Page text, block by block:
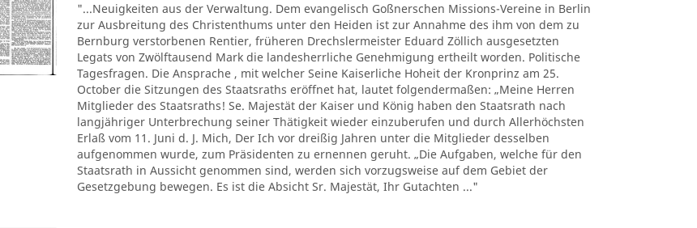
"...Neuigkeiten aus der Verwaltung. Dem evangelisch Goßnerschen Missions-Vereine in Berlin
zur Ausbreitung des Christenthums unter den Heiden ist zur Annahme des ihm von dem zu
Bernburg verstorbenen Rentier, früheren Drechslermeister Eduard Zöllich ausgesetzten
Legats von Zwölftausend Mark die landesherrliche Genehmigung ertheilt worden. Politische
Tagesfragen. Die Ansprache , mit welcher Seine Kaiserliche Hoheit der Kronprinz am 25.
October die Sitzungen des Staatsraths eröffnet hat, lautet folgendermaßen: „Meine Herren
Mitglieder des Staatsraths! Se. Majestät der Kaiser und König haben den Staatsrath nach
langjähriger Unterbrechung seiner Thätigkeit wieder einzuberufen und durch Allerhöchsten
Erlaß vom 11. Juni d. J. Mich, Der Ich vor dreißig Jahren unter die Mitglieder desselben
aufgenommen wurde, zum Präsidenten zu ernennen geruht. „Die Aufgaben, welche für den
Staatsrath in Aussicht genommen sind, werden sich vorzugsweise auf dem Gebiet der
Gesetzgebung bewegen. Es ist die Absicht Sr. Majestät, Ihr Gutachten ..."